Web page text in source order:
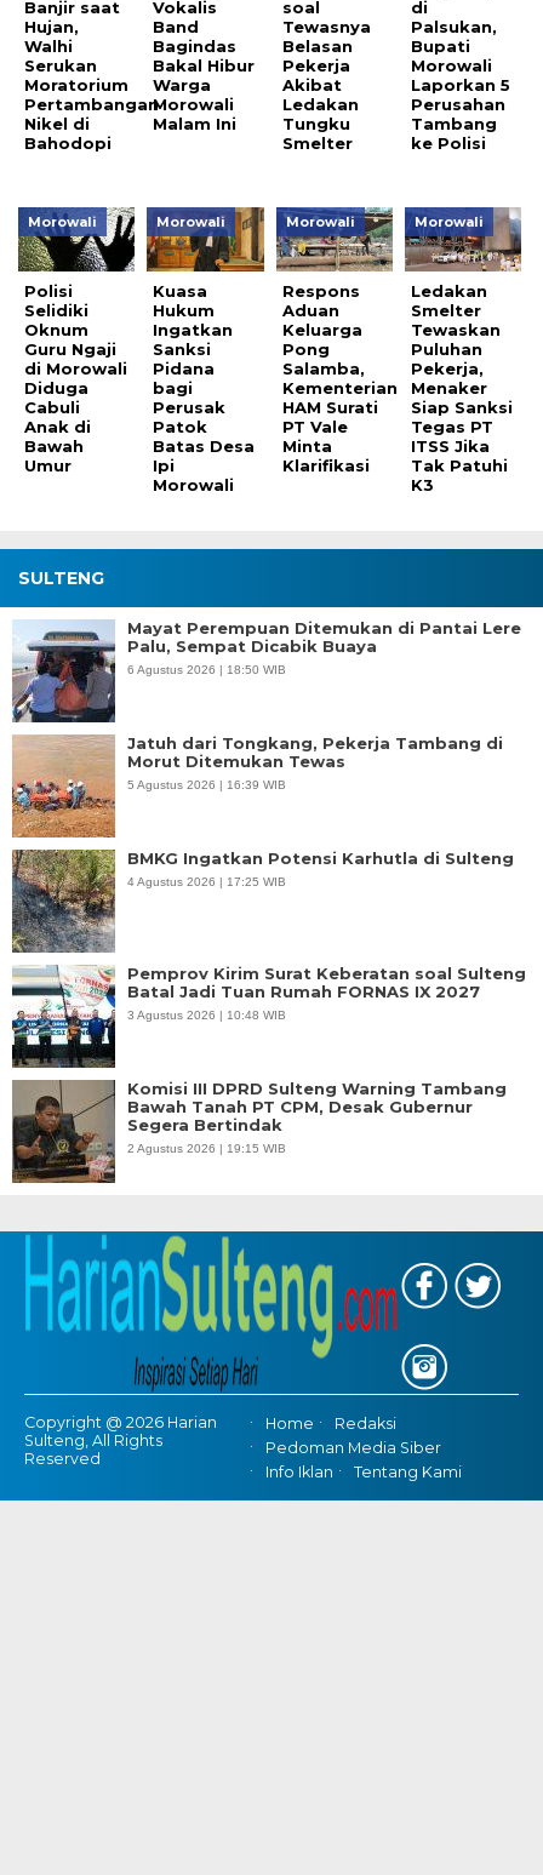
Banjir saat
Hujan,
Walhi
Serukan
Moratorium
Pertambangan
Nikel di
Bahodopi
Vokalis
Band
Bagindas
Bakal Hibur
Warga
Morowali
Malam Ini
soal
Tewasnya
Belasan
Pekerja
Akibat
Ledakan
Tungku
Smelter
di
Palsukan,
Bupati
Morowali
Laporkan 5
Perusahan
Tambang
ke Polisi
Morowali
Polisi
Selidiki
Oknum
Guru Ngaji
di Morowali
Diduga
Cabuli
Anak di
Bawah
Umur
Morowali
Kuasa
Hukum
Ingatkan
Sanksi
Pidana
bagi
Perusak
Patok
Batas Desa
Ipi
Morowali
Morowali
Respons
Aduan
Keluarga
Pong
Salamba,
Kementerian
HAM Surati
PT Vale
Minta
Klarifikasi
Morowali
Ledakan
Smelter
Tewaskan
Puluhan
Pekerja,
Menaker
Siap Sanksi
Tegas PT
ITSS Jika
Tak Patuhi
K3
SULTENG
Mayat Perempuan Ditemukan di Pantai Lere
Palu, Sempat Dicabik Buaya
6 Agustus 2026 | 18:50 WIB
Jatuh dari Tongkang, Pekerja Tambang di
Morut Ditemukan Tewas
5 Agustus 2026 | 16:39 WIB
BMKG Ingatkan Potensi Karhutla di Sulteng
4 Agustus 2026 | 17:25 WIB
Pemprov Kirim Surat Keberatan soal Sulteng
Batal Jadi Tuan Rumah FORNAS IX 2027
3 Agustus 2026 | 10:48 WIB
Komisi III DPRD Sulteng Warning Tambang
Bawah Tanah PT CPM, Desak Gubernur
Segera Bertindak
2 Agustus 2026 | 19:15 WIB
Copyright @ 2026 Harian
Sulteng, All Rights
Reserved
Home
Redaksi
Pedoman Media Siber
Info Iklan
Tentang Kami